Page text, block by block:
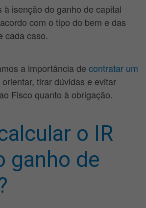
à isenção do ganho de capital
com o tipo do bem e das
cada caso.
a importância de contratar um
tirar dúvidas e evitar
Fisco quanto à obrigação.
o IR
ganho de